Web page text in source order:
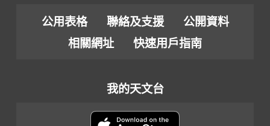
公用表格 聯絡及支援
公開資料
相關網址
快速用戶指南
我的天文台